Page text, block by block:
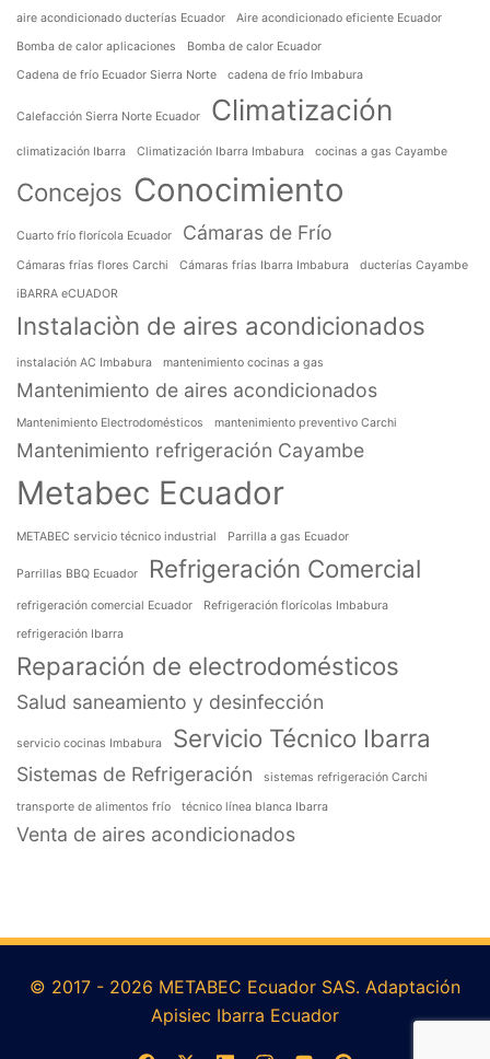
aire acondicionado ducterías Ecuador
Aire acondicionado eficiente Ecuador
Bomba de calor aplicaciones
Bomba de calor Ecuador
Cadena de frío Ecuador Sierra Norte
cadena de frío Imbabura
Calefacción Sierra Norte Ecuador Climatización
climatización Ibarra Climatización Ibarra Imbabura cocinas a gas Cayambe
Concejos Conocimiento
Cuarto frío florícola Ecuador Cámaras de Frío
Cámaras frías flores Carchi Cámaras frías Ibarra Imbabura
ducterías Cayambe
iBARRA eCUADOR
Instalaciòn de aires acondicionados
instalación AC Imbabura mantenimiento cocinas a gas
Mantenimiento de aires acondicionados
Mantenimiento Electrodomésticos mantenimiento preventivo Carchi
Mantenimiento refrigeración Cayambe
Metabec Ecuador
METABEC servicio técnico industrial Parrilla a gas Ecuador
Parrillas BBQ Ecuador Refrigeración Comercial
refrigeración comercial Ecuador
Refrigeración florícolas Imbabura
refrigeración Ibarra
Reparación de electrodomésticos
Salud saneamiento y desinfección
servicio cocinas Imbabura Servicio Técnico Ibarra
Sistemas de Refrigeración sistemas refrigeración Carchi
transporte de alimentos frío técnico línea blanca Ibarra
Venta de aires acondicionados
© 2017 - 2026 METABEC Ecuador SAS. Adaptación
Apisiec Ibarra Ecuador